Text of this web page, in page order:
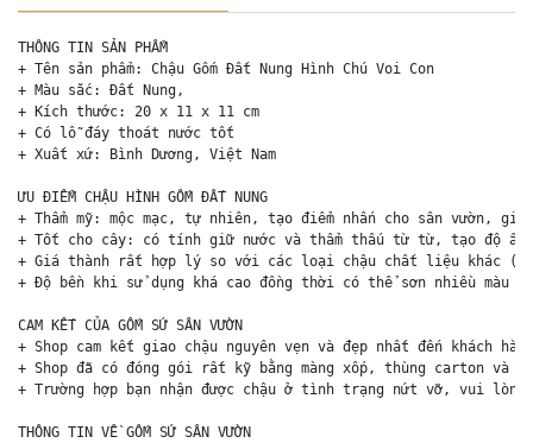
THÔNG TIN SẢN PHẨM
+ Tên sản phẩm: Chậu Gốm Đất Nung Hình Chú Voi Con
+ Màu sắc: Đất Nung,
+ Kích thước: 20 x 11 x 11 cm
+ Có lỗ đáy thoát nước tốt
+ Xuất xứ: Bình Dương, Việt Nam
ƯU ĐIỂM CHẬU HÌNH GỐM ĐẤT NUNG
+ Thẩm mỹ: mộc mạc, tự nhiên, tạo điểm nhấn cho sân vườn,
+ Tốt cho cây: có tính giữ nước và thẩm thấu từ từ, tạo độ ẩm
+ Giá thành rất hợp lý so với các loại chậu chất liệu khác
+ Độ bền khi sử dụng khá cao đồng thời có thể sơn nhiều màu
CAM KẾT CỦA GỐM SỨ SÂN VƯỜN
+ Shop cam kết giao chậu nguyên vẹn và đẹp nhất đến khách hàng
+ Shop đã có đóng gói rất kỹ bằng màng xốp, thùng carton và
+ Trường hợp bạn nhận được chậu ở tình trạng nứt vỡ, vui lòng
THÔNG TIN VỀ GỐM SỨ SÂN VƯỜN